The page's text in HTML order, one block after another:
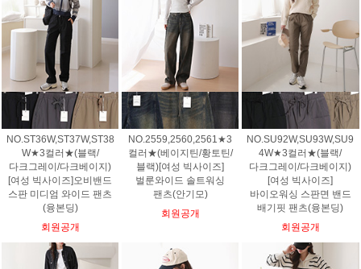
NO.ST36W,ST37W,ST38
W★3컬러★(블랙/
다크그레이/다크베이지)
[여성 빅사이즈]오비밴드
스판 미디엄 와이드 팬츠
(융본딩)
회원공개
NO.2559,2560,2561★3
컬러★(베이지틴/황토틴/
블랙)[여성 빅사이즈]
벌룬와이드 솔트워싱
팬츠(안기모)
회원공개
NO.SU92W,SU93W,SU9
4W★3컬러★(블랙/
다크그레이/다크베이지)
[여성 빅사이즈]
바이오워싱 스판면 밴드
배기핏 팬츠(융본딩)
회원공개